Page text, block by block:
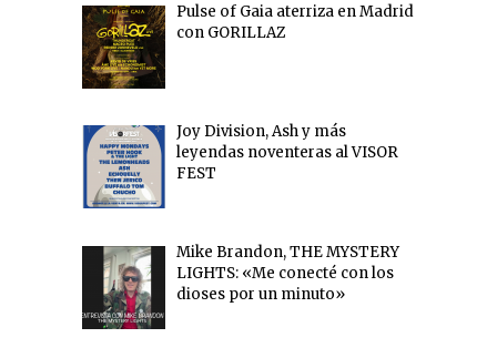
Pulse of Gaia aterriza en Madrid
con GORILLAZ
Joy Division, Ash y más
leyendas noventeras al VISOR
FEST
Mike Brandon, THE MYSTERY
LIGHTS: «Me conecté con los
dioses por un minuto»